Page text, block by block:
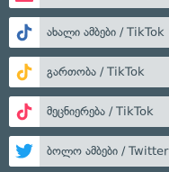
ახალი ამბები / TikTok
გართობა / TikTok
მეცნიერება / TikTok
ბოლო ამბები / Twitter